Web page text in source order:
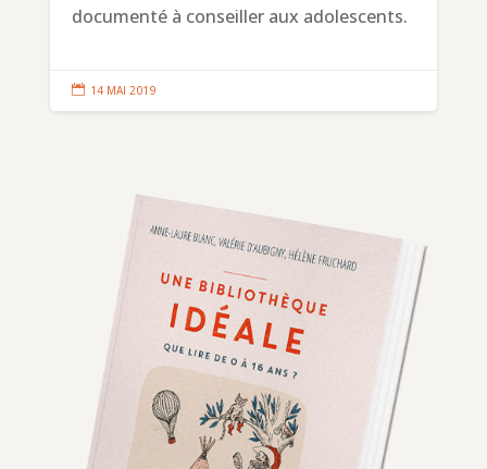
documenté à conseiller aux adolescents.
 14 MAI 2019